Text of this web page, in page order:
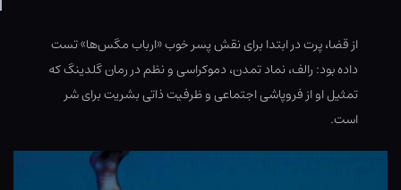
از قضا، پرت در ابتدا برای نقش پسر خوب «ارباب مگس‌ها» تست
داده بود: رالف، نماد تمدن، دموکراسی و نظم در رمان گلدینگ که
تمثیل او از فروپاشی اجتماعی و ظرفیت ذاتی بشریت برای شر
است.